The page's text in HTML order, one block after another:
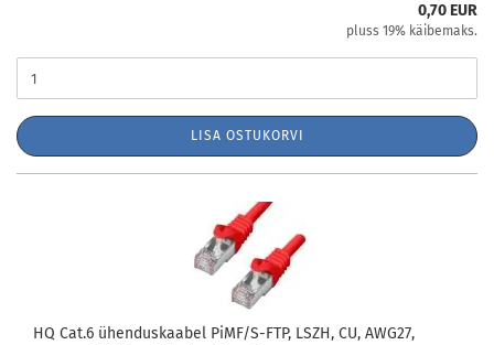
0,70 EUR
pluss 19% käibemaks.
LISA OSTUKORVI
HQ Cat.6 ühenduskaabel PiMF/S-FTP, LSZH, CU, AWG27,